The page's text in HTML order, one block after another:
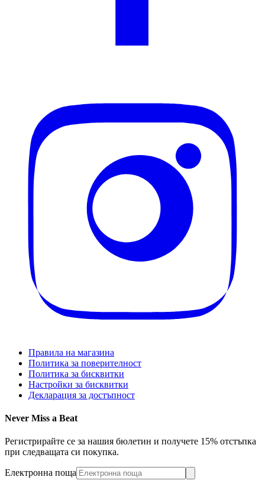
Правила на магазина
Политика за поверителност
Политика за бисквитки
Настройки за бисквитки
Декларация за достъпност
Never Miss a Beat
Регистрирайте се за нашия бюлетин и получете 15% отстъпка
при следващата си покупка.
Електронна поща